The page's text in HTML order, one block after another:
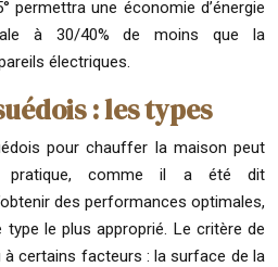
permettra une économie d’énergie
à 30/40% de moins que la
électriques.
: les types
pour chauffer la maison peut
pratique, comme il a été dit
des performances optimales,
le plus approprié. Le critère de
certains facteurs : la surface de la